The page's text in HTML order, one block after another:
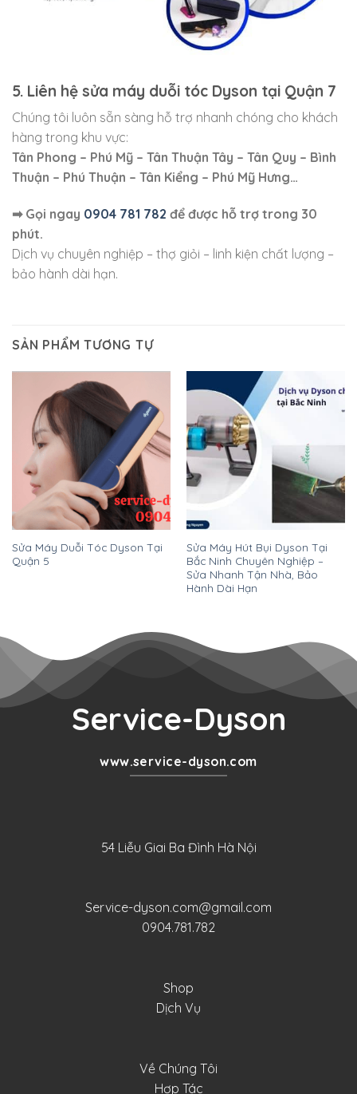
5. Liên hệ sửa máy duỗi tóc Dyson tại Quận 7
Chúng tôi luôn sẵn sàng hỗ trợ nhanh chóng cho khách
hàng trong khu vực:
Tân Phong – Phú Mỹ – Tân Thuận Tây – Tân Quy – Bình
Thuận – Phú Thuận – Tân Kiểng – Phú Mỹ Hưng…
➡ Gọi ngay 0904 781 782 để được hỗ trợ trong 30
phút.
Dịch vụ chuyên nghiệp – thợ giỏi – linh kiện chất lượng –
bảo hành dài hạn.
SẢN PHẨM TƯƠNG TỰ
Sửa Máy Duỗi Tóc Dyson Tại
Quận 5
Sửa Máy Hút Bụi Dyson Tại
Bắc Ninh Chuyên Nghiệp –
Sửa Nhanh Tận Nhà, Bảo
Hành Dài Hạn
Service-Dyson
www.service-dyson.com
54 Liễu Giai Ba Đình Hà Nội
Service-dyson.com@gmail.com
0904.781.782
Shop
Dịch Vụ
Về Chúng Tôi
Hợp Tác